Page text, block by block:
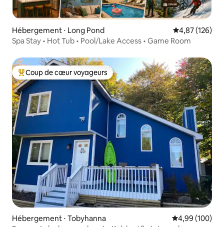
Hébergement ⋅ Long Pond Évaluation
4,87 (126)
Spa Stay • Hot Tub • Pool/Lake Access • Game Room
Coups de cœur voyageurs les plus appréciés
Coup de cœur voyageurs
Hébergement ⋅ Tobyhanna Évaluation
4,99 (100)